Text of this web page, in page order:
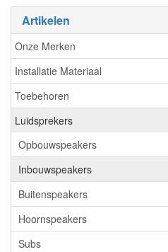
Artikelen
Onze Merken
Installatie Materiaal
Toebehoren
Luidsprekers
Opbouwspeakers
Inbouwspeakers
Buitenspeakers
Hoornspeakers
Subs